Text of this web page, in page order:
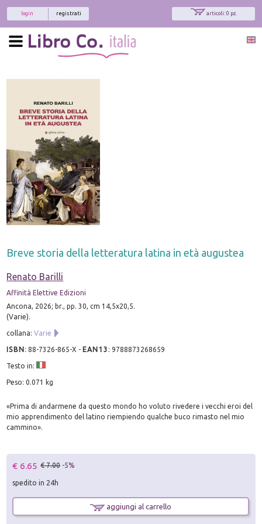
articoli: 0 pz.
registrati
login
Breve storia della letteratura latina in età augustea
Renato Barilli
Affinità Elettive Edizioni
Ancona, 2026; br., pp. 30, cm 14,5x20,5.
(Varie).
collana:Varie
ISBN:88-7326-865-X - EAN13 :9788873268659
Testo in:
Peso: 0.071 kg
«Prima di andarmene da questo mondo ho voluto rivedere i vecchi eroi del
mio apprendimento del latino riempiendo qualche buco rimasto nel mio
cammino».
€ 6.65 € 7.00 -5%
spedito in 24h
aggiungi al carrello